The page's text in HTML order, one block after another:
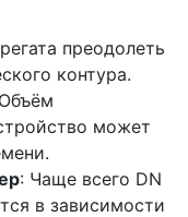
преодолеть
контура.
может
: Чаще всего DN
в зависимости